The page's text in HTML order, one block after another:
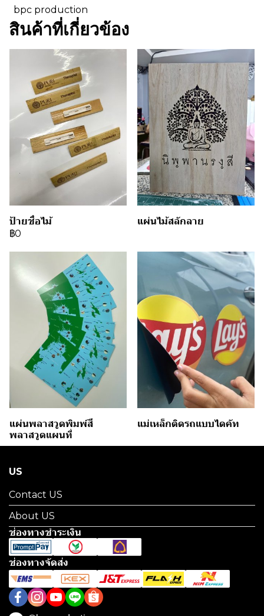
bpc production
สินค้าที่เกี่ยวข้อง
ป้ายชื่อไม้
฿0
แผ่นไม้สลักลาย
แผ่นพลาสวูดพิมพ์สี
พลาสวูดแผนที่
แม่เหล็กติดรถแบบไดคัท
US
Contact US
About US
ช่องทางชำระเงิน
ช่องทางจัดส่ง